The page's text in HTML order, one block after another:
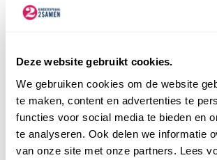
Deze website gebruikt cookies.
We gebruiken cookies om de website
te maken, content en advertenties te
functies voor social media te bieden en
te analyseren. Ook delen we informatie
van onze site met onze partners. Lees
Peuteropvang in
Kinderdagverblijf in